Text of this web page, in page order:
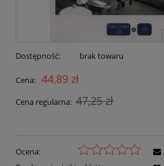
Dostępność: brak towaru
Cena: 44,89 zł
Cena regularna: 47,25 zł
Ocena: